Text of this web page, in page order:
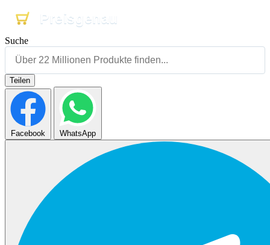
Preisgenau
Preisgenau
Preisgenau
Suche
Teilen
Facebook WhatsApp